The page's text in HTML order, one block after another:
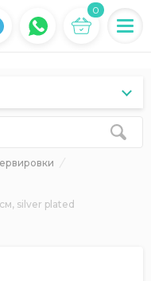
0
silver plated